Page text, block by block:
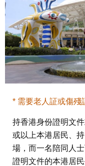
* 需要老人証或傷殘
持香港身份證明文
或以上本港居民、
場，而一名陪同人
證明文件的本港居